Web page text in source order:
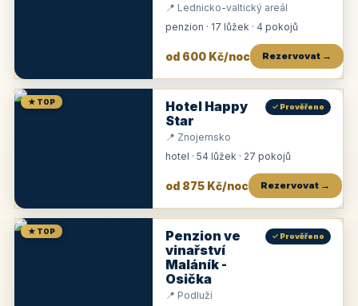
📍 Lednicko-valtický areál
penzion · 17 lůžek · 4 pokojů
od 600 Kč/noc Rezervovat →
★ TOP
Hotel Happy
Star
✓ Prověřeno
📍 Znojemsko
hotel · 54 lůžek · 27 pokojů
od 875 Kč/noc Rezervovat →
★ TOP
Penzion ve
vinařství
Maláník -
Osička
✓ Prověřeno
📍 Podluží